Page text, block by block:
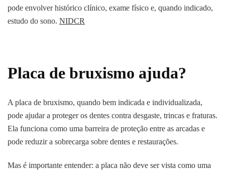
pode envolver histórico clínico, exame físico e, quando indicado,
estudo do sono. NIDCR
Placa de bruxismo ajuda?
A placa de bruxismo, quando bem indicada e individualizada,
pode ajudar a proteger os dentes contra desgaste, trincas e fraturas.
Ela funciona como uma barreira de proteção entre as arcadas e
pode reduzir a sobrecarga sobre dentes e restaurações.
Mas é importante entender: a placa não deve ser vista como uma